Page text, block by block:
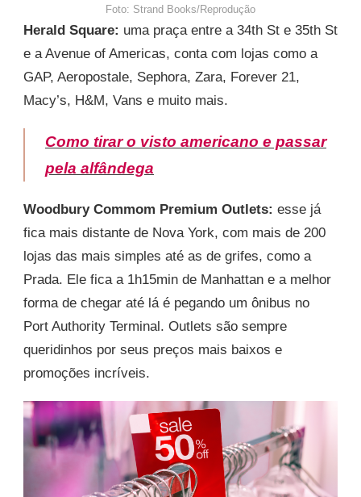
Foto: Strand Books/Reprodução
Herald Square: uma praça entre a 34th St e 35th St
e a Avenue of Americas, conta com lojas como a
GAP, Aeropostale, Sephora, Zara, Forever 21,
Macy’s, H&M, Vans e muito mais.
Como tirar o visto americano e passar
pela alfândega
Woodbury Commom Premium Outlets: esse já
fica mais distante de Nova York, com mais de 200
lojas das mais simples até as de grifes, como a
Prada. Ele fica a 1h15min de Manhattan e a melhor
forma de chegar até lá é pegando um ônibus no
Port Authority Terminal. Outlets são sempre
queridinhos por seus preços mais baixos e
promoções incríveis.